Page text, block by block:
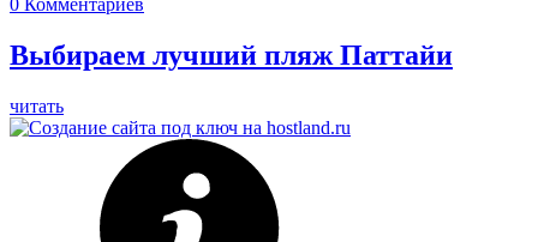
0 Комментариев
Выбираем лучший пляж Паттайи
читать